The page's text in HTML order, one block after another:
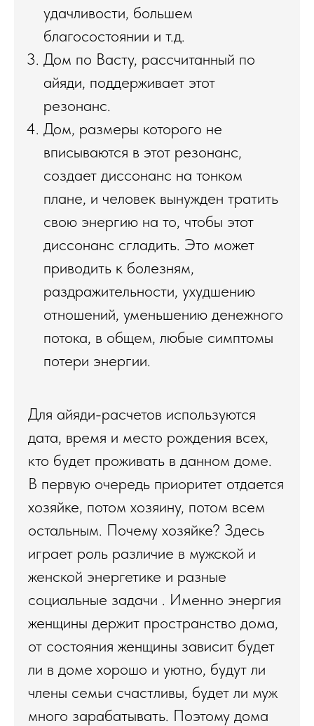
удачливости, большем
благосостоянии и т.д.
Дом по Васту, рассчитанный по
айяди, поддерживает этот
резонанс.
Дом, размеры которого не
вписываются в этот резонанс,
создает диссонанс на тонком
плане, и человек вынужден тратить
свою энергию на то, чтобы этот
диссонанс сгладить. Это может
приводить к болезням,
раздражительности, ухудшению
отношений, уменьшению денежного
потока, в общем, любые симптомы
потери энергии.
Для айяди-расчетов используются
дата, время и место рождения всех,
кто будет проживать в данном доме.
В первую очередь приоритет отдается
хозяйке, потом хозяину, потом всем
остальным. Почему хозяйке? Здесь
играет роль различие в мужской и
женской энергетике и разные
социальные задачи . Именно энергия
женщины держит пространство дома,
от состояния женщины зависит будет
ли в доме хорошо и уютно, будут ли
члены семьи счастливы, будет ли муж
много зарабатывать. Поэтому дома